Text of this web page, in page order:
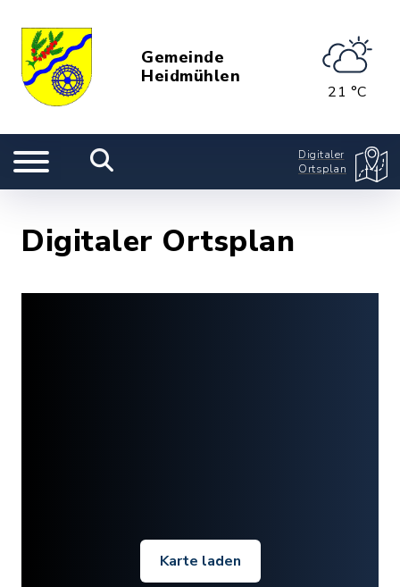
Gemeinde
Heidmühlen
21 °C
Digitaler
Ortsplan
Digitaler Ortsplan
Karte laden